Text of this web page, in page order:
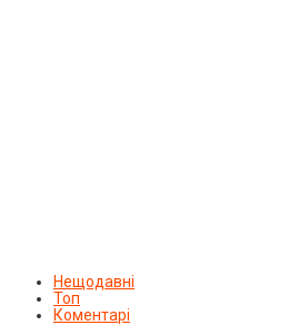
Нещодавні
Топ
Коментарі